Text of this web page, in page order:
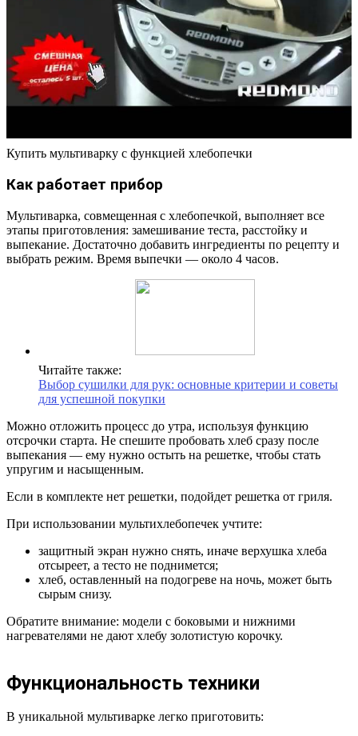
Купить мультиварку с функцией хлебопечки
Как работает прибор
Мультиварка, совмещенная с хлебопечкой, выполняет все
этапы приготовления: замешивание теста, расстойку и
выпекание. Достаточно добавить ингредиенты по рецепту и
выбрать режим. Время выпечки — около 4 часов.
Читайте также:
Выбор сушилки для рук: основные критерии и советы
для успешной покупки
Можно отложить процесс до утра, используя функцию
отсрочки старта. Не спешите пробовать хлеб сразу после
выпекания — ему нужно остыть на решетке, чтобы стать
упругим и насыщенным.
Если в комплекте нет решетки, подойдет решетка от гриля.
При использовании мультихлебопечек учтите:
защитный экран нужно снять, иначе верхушка хлеба
отсыреет, а тесто не поднимется;
хлеб, оставленный на подогреве на ночь, может быть
сырым снизу.
Обратите внимание: модели с боковыми и нижними
нагревателями не дают хлебу золотистую корочку.
Функциональность техники
В уникальной мультиварке легко приготовить: